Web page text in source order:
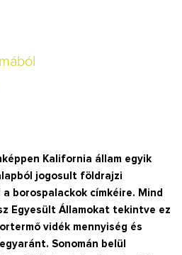
Kalifornia állam egyik
jogosult földrajzi
borospalackok címkéire. Mind
Egyesült Államokat tekintve ez
vidék mennyiség és
Sonomán belül